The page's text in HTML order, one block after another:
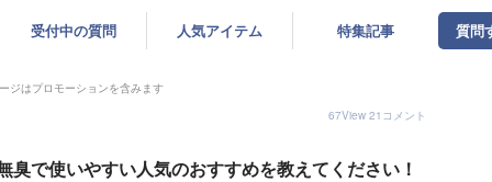
受付中の質問 人気アイテム 特集記事 質問
ジはプロモーションを含みます
67View 21 コメント
臭で使いやすい人気のおすすめを教えてください！